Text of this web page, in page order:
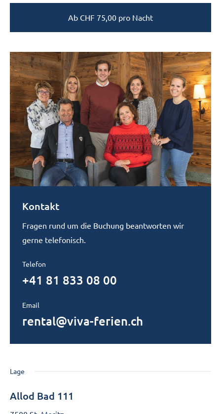
Ab CHF 75,00 pro Nacht
Kontakt
Fragen rund um die Buchung beantworten wir
gerne telefonisch.
Telefon
+41 81 833 08 00
Email
rental@viva-ferien.ch
Lage
Allod Bad 111